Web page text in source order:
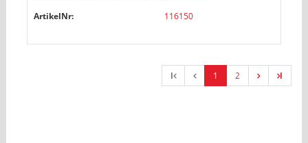
ArtikelNr: 116150
l 1 2 l